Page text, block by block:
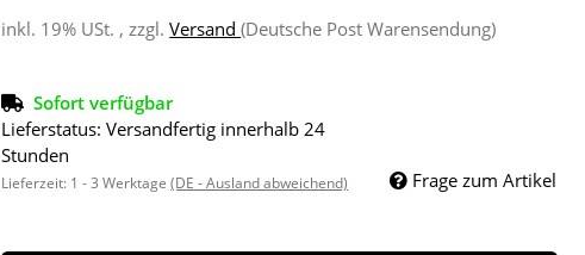
inkl. 19% USt. , zzgl.Versand(Deutsche Post Warensendung)
Sofort verfügbar
Lieferstatus: Versandfertig innerhalb 24
Stunden
Lieferzeit: 1 - 3 Werktage(DE - Ausland abweichend) Frage zum Artikel